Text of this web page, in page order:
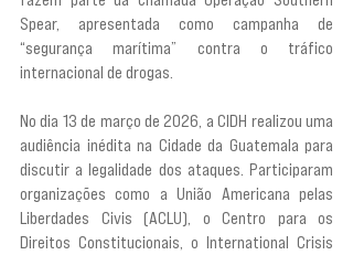
Spear, apresentada como campanha de
“segurança marítima” contra o tráfico
internacional de drogas.
No dia 13 de março de 2026, a CIDH realizou uma
audiência inédita na Cidade da Guatemala para
discutir a legalidade dos ataques. Participaram
organizações como a União Americana pelas
Liberdades Civis (ACLU), o Centro para os
Direitos Constitucionais, o International Crisis